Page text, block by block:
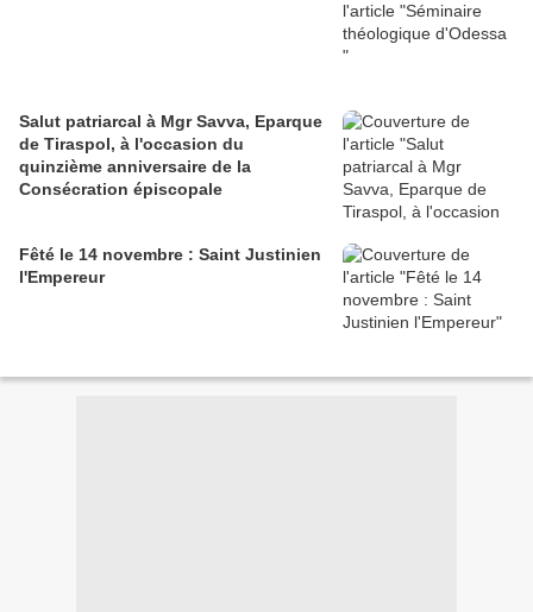
Salut patriarcal à Mgr Savva, Eparque
de Tiraspol, à l'occasion du
quinzième anniversaire de la
Consécration épiscopale
Fêté le 14 novembre : Saint Justinien
l'Empereur